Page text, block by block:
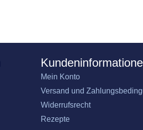
Mein Konto
Versand und
Widerrufsrecht
Rezepte